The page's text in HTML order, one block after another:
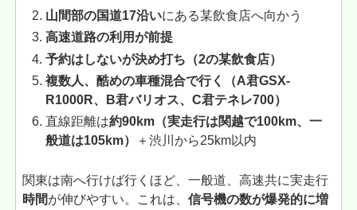
山間部の国道17沿いにある某飲食店へ向かう
高速道路の利用が前提
予約はしないが決め打ち（2の某飲食店）
複数人、酷めの車種混合で行く（A君GSX-
R1000R、B君バリオス、C君テネレ700）
直線距離は約90km（実走行は関越で100km、一
般道は105km）
＋渋川から25km以内
関東は南へ行けば行くほど、一般道、高速共に実走行
時間が伸びやすい。これは、信号機の数が爆発的に増